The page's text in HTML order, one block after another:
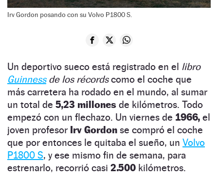
Irv Gordon posando con su Volvo P1800 S.
Un deportivo sueco está registrado en el libro
Guinness de los récordscomo el coche que
más carretera ha rodado en el mundo, al sumar
un total de 5,23 millones de kilómetros. Todo
empezó con un flechazo. Un viernes de 1966, el
joven profesor Irv Gordon se compró el coche
que por entonces le quitaba el sueño, un Volvo
P1800 S, y ese mismo fin de semana, para
estrenarlo, recorrió casi 2.500 kilómetros.